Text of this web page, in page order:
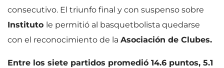
consecutivo. El triunfo final y con suspenso sobre
Instituto le permitió al basquetbolista quedarse
con el reconocimiento de la Asociación de Clubes.
Entre los siete partidos promedió 14.6 puntos, 5.1